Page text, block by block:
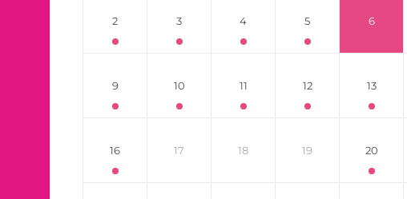
2 3 4 5 6
9 10 11 12 13
16 17 18 19 20